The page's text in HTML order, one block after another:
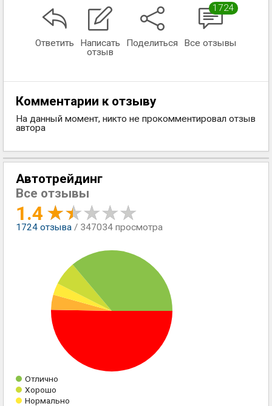
Ответить
Написать
отзыв
Поделиться
1724
Все отзывы
Комментарии к отзыву
На данный момент, никто не прокомментировал отзыв
автора
Автотрейдинг
Все отзывы
1.4
1724 отзыва / 347034 просмотра
Отлично
Хорошо
Нормально